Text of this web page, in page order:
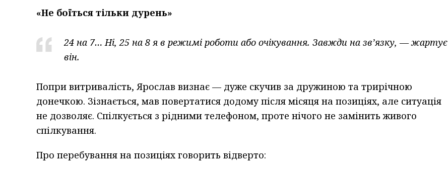
«Не боїться тільки дурень»
24 на 7… Ні, 25 на 8 я в режимі роботи або очікування. Завжди на зв’язку, — жартує
він.
Попри витривалість, Ярослав визнає — дуже скучив за дружиною та трирічною
донечкою. Зізнається, мав повертатися додому після місяця на позиціях, але ситуація
не дозволяє. Спілкується з рідними телефоном, проте нічого не замінить живого
спілкування.
Про перебування на позиціях говорить відверто: